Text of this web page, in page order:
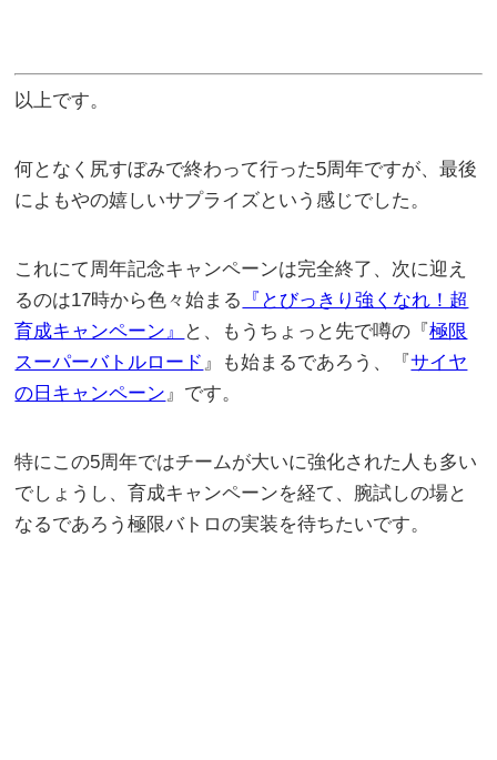
以上です。
何となく尻すぼみで終わって行った5周年ですが、最後
によもやの嬉しいサプライズという感じでした。
これにて周年記念キャンペーンは完全終了、次に迎え
るのは17時から色々始まる
『とびっきり強くなれ！超
育成キャンペーン』
と、もうちょっと先で噂の『極限
スーパーバトルロード 』も始まるであろう、『サイヤ
の日キャンペーン』です。
特にこの5周年ではチームが大いに強化された人も多い
でしょうし、育成キャンペーンを経て、腕試しの場と
なるであろう極限バトロの実装を待ちたいです。